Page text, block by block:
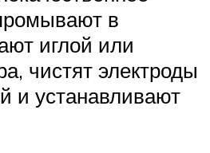
в
иглой или
чистят электроды
и устанавливают